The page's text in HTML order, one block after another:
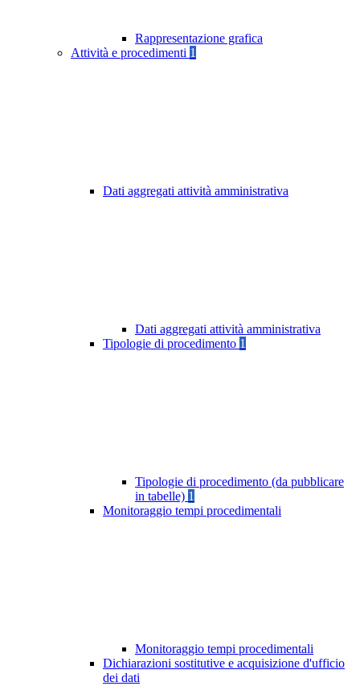
Rappresentazione grafica
Attività e procedimenti 1
Dati aggregati attività amministrativa
Dati aggregati attività amministrativa
Tipologie di procedimento 1
Tipologie di procedimento (da pubblicare
in tabelle) 1
Monitoraggio tempi procedimentali
Monitoraggio tempi procedimentali
Dichiarazioni sostitutive e acquisizione d'ufficio
dei dati